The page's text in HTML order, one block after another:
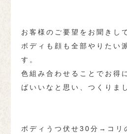
お客様のご要望をお聞きし
ボディも顔も全部やりたい
す。
色組み合わせることでお得
ばいいなと思い、つくりま
ボディうつ伏せ30分→コリ